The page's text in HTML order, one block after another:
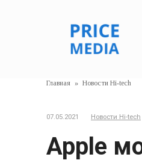
Главная » Новости Hi-tech
07.05.2021 Новости Hi-tech
Apple